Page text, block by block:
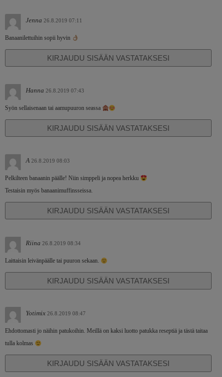
Jenna 26.8.2019 07:11
Banaanilettuihin sopii hyvin
KIRJAUDU SISÄÄN VASTATAKSESI
Hanna 26.8.2019 07:43
Syön sellaisenaan tai aamupuuron seassa
KIRJAUDU SISÄÄN VASTATAKSESI
A 26.8.2019 08:03
Pelkilteen banaanin päälle! Niin simppeli ja nopea herkku
Testaisin myös banaanimuffinsseissa.
KIRJAUDU SISÄÄN VASTATAKSESI
Riina 26.8.2019 08:34
Laittaisin leivänpäälle tai puuron sekaan.
KIRJAUDU SISÄÄN VASTATAKSESI
Yotimix 26.8.2019 08:47
Ehdottomasti jo näihin patukoihin. Meillä on kaksi luotto patukka reseptiä ja tästä taitaa
tulla kolmas
KIRJAUDU SISÄÄN VASTATAKSESI